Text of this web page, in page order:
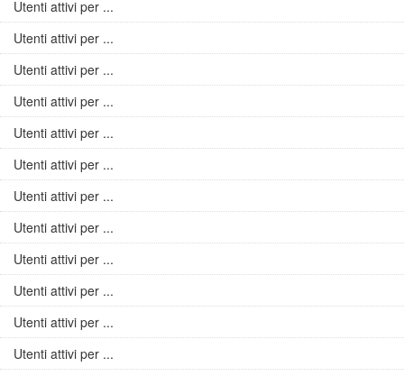
Utenti attivi per ...
Utenti attivi per ...
Utenti attivi per ...
Utenti attivi per ...
Utenti attivi per ...
Utenti attivi per ...
Utenti attivi per ...
Utenti attivi per ...
Utenti attivi per ...
Utenti attivi per ...
Utenti attivi per ...
Utenti attivi per ...